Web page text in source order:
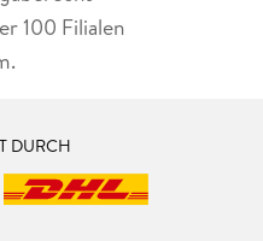
100 Filialen
DURCH